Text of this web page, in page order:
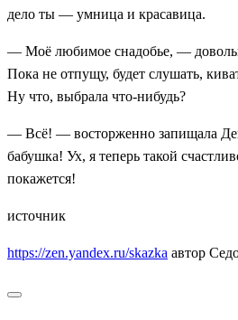
дело ты — умница и красавица.
— Моё любимое снадобье, —
Пока не отпущу, будет слушать,
Ну что, выбрала что-нибудь?
— Всё! — восторженно запищала
бабушка! Ух, я теперь такой
покажется!
источник
https://zen.yandex.ru/skazka автор